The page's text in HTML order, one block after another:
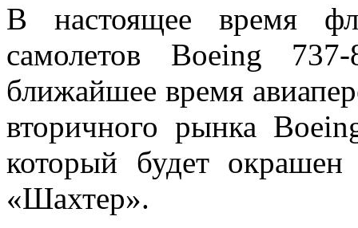
В настоящее время
самолетов Boeing
ближайшее время
вторичного рынка
который будет
«Шахтер».